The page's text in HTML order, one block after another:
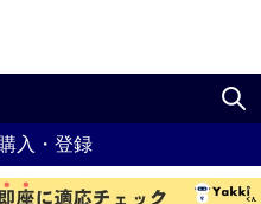
入・登録